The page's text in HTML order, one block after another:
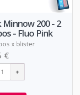
Minnow 200 - 2
- Fluo Pink
x blister
€